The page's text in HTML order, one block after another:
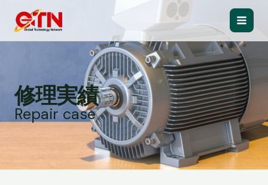
Main
修理実績
Repair case